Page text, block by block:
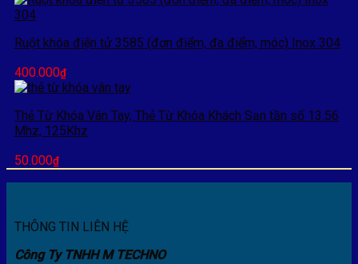
375.000₫.
Ruột khóa điện tử 3585 (đơn điểm, đa điểm, móc) Inox 304
400.000₫
Thẻ Từ Khóa Vân Tay, Thẻ Từ Khóa Khách Sạn tần số 13.56
Mhz, 125Khz
50.000₫
THÔNG TIN LIÊN HỆ
Công Ty TNHH M TECHNO